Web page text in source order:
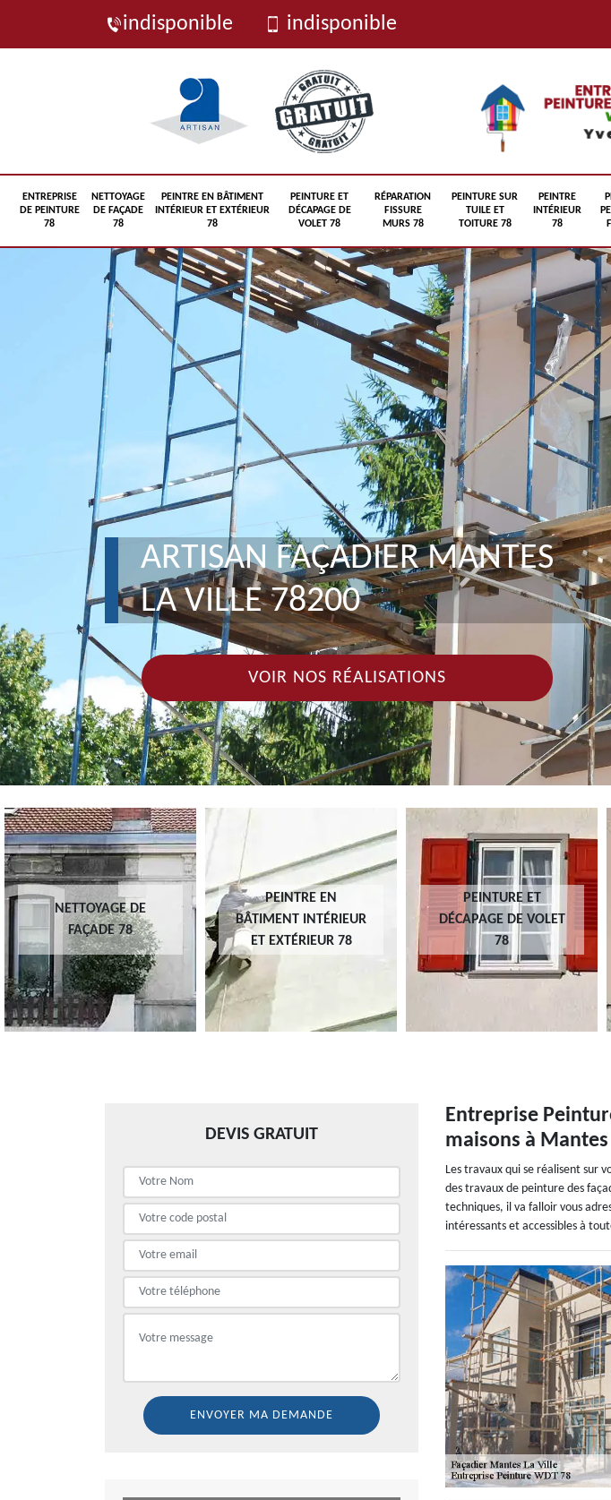
indisponible indisponible
ENTREPRISE
DE PEINTURE
78
NETTOYAGE
DE FAÇADE
78
PEINTRE EN BÂTIMENT
INTÉRIEUR ET EXTÉRIEUR
78
PEINTURE ET
DÉCAPAGE DE
VOLET 78
RÉPARATION
FISSURE
MURS 78
PEINTURE SUR
TUILE ET
TOITURE 78
PEINTRE
INTÉRIEUR
78
ARTISAN FAÇADIER MANTES
LA VILLE 78200
VOIR NOS RÉALISATIONS
NETTOYAGE DE
FAÇADE 78
PEINTRE EN
BÂTIMENT INTÉRIEUR
ET EXTÉRIEUR 78
PEINTURE ET
DÉCAPAGE DE VOLET
78
DEVIS GRATUIT
Entreprise
maisons à
Les travaux qui se réalisent sur
des travaux de peinture des
techniques, il va falloir vous
intéressants et accessibles à